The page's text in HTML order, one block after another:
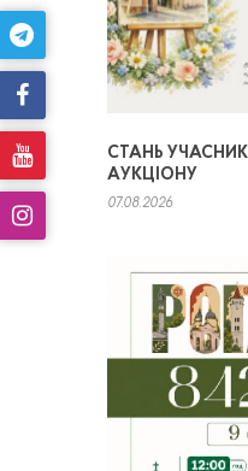
СТАНЬ
АУКЦІОНУ
07.08.2026